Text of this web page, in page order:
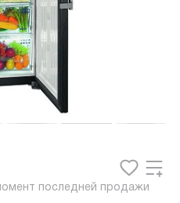
последней продажи